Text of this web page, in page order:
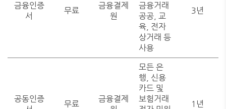
금융인증
서
무료
금융결제
원
금융거래
공공, 교
육, 전자
상거래 등
사용
3년
공동인증
무료
금융결제
모든 은
행, 신용
카드 및
보험거래
1년